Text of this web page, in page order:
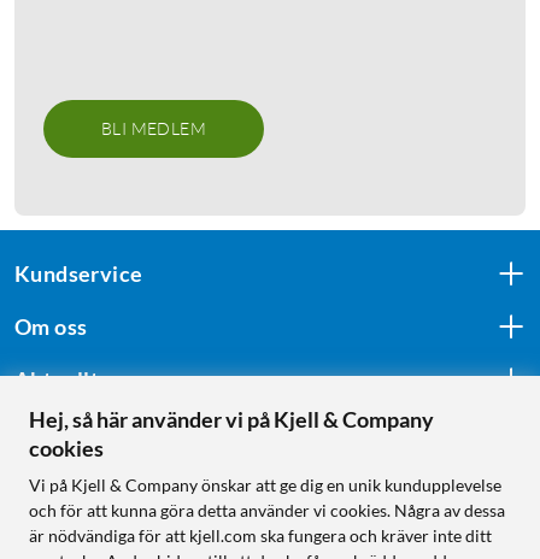
BLI MEDLEM
Kundservice
Om oss
Aktuellt
Följ oss
Hej, så här använder vi på Kjell & Company
cookies
Vi på Kjell & Company önskar att ge dig en unik kundupplevelse
och för att kunna göra detta använder vi cookies. Några av dessa
är nödvändiga för att kjell.com ska fungera och kräver inte ditt